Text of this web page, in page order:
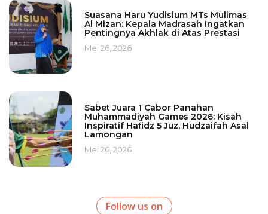
Suasana Haru Yudisium MTs Mulimas
Al Mizan: Kepala Madrasah Ingatkan
Pentingnya Akhlak di Atas Prestasi
Mei 26, 2026
Sabet Juara 1 Cabor Panahan
Muhammadiyah Games 2026: Kisah
Inspiratif Hafidz 5 Juz, Hudzaifah Asal
Lamongan
Mei 26, 2026
Follow us on